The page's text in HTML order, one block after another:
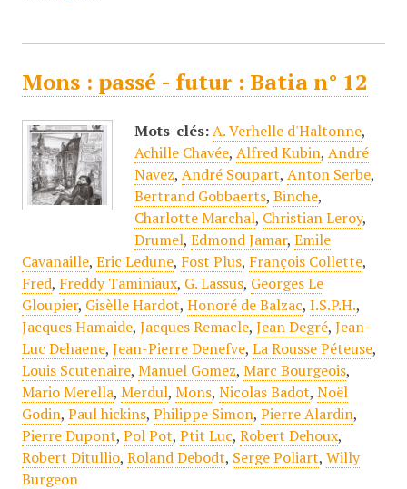
Mons : passé - futur : Batia n° 12
Mots-clés: A. Verhelle d'Haltonne,
Achille Chavée, Alfred Kubin, André
Navez, André Soupart, Anton Serbe,
Bertrand Gobbaerts, Binche,
Charlotte Marchal, Christian Leroy,
Drumel, Edmond Jamar, Emile
Cavanaille, Eric Ledune, Fost Plus, François Collette,
Fred, Freddy Taminiaux, G. Lassus, Georges Le
Gloupier, Gisèlle Hardot, Honoré de Balzac, I.S.P.H.,
Jacques Hamaide, Jacques Remacle, Jean Degré, Jean-
Luc Dehaene, Jean-Pierre Denefve, La Rousse Péteuse,
Louis Scutenaire, Manuel Gomez, Marc Bourgeois,
Mario Merella, Merdul, Mons, Nicolas Badot, Noël
Godin, Paul hickins, Philippe Simon, Pierre Alardin,
Pierre Dupont, Pol Pot, Ptit Luc, Robert Dehoux,
Robert Ditullio, Roland Debodt, Serge Poliart, Willy
Burgeon